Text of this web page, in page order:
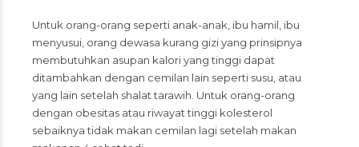
Untuk orang-orang seperti anak-anak, ibu hamil, ibu
menyusui, orang dewasa kurang gizi yang prinsipnya
membutuhkan asupan kalori yang tinggi dapat
ditambahkan dengan cemilan lain seperti susu, atau
yang lain setelah shalat tarawih. Untuk orang-orang
dengan obesitas atau riwayat tinggi kolesterol
sebaiknya tidak makan cemilan lagi setelah makan